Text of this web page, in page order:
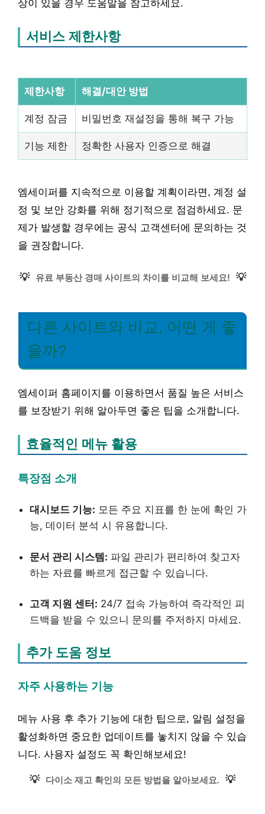
상이 있을 경우 도움말을 참고하세요.
서비스 제한사항
제한사항 해결/대안 방법
계정 잠금 비밀번호 재설정을 통해 복구 가능
기능 제한 정확한 사용자 인증으로 해결
엠세이퍼를 지속적으로 이용할 계획이라면, 계정 설
정 및 보안 강화를 위해 정기적으로 점검하세요. 문
제가 발생할 경우에는 공식 고객센터에 문의하는 것
을 권장합니다.
💡 유료 부동산 경매 사이트의 차이를 비교해 보세요! 💡
다른 사이트와 비교, 어떤 게 좋
을까?
엠세이퍼 홈페이지를 이용하면서 품질 높은 서비스
를 보장받기 위해 알아두면 좋은 팁을 소개합니다.
효율적인 메뉴 활용
특장점 소개
대시보드 기능: 모든 주요 지표를 한 눈에 확인 가
능, 데이터 분석 시 유용합니다.
문서 관리 시스템: 파일 관리가 편리하여 찾고자
하는 자료를 빠르게 접근할 수 있습니다.
고객 지원 센터: 24/7 접속 가능하여 즉각적인 피
드백을 받을 수 있으니 문의를 주저하지 마세요.
추가 도움 정보
자주 사용하는 기능
메뉴 사용 후 추가 기능에 대한 팁으로, 알림 설정을
활성화하면 중요한 업데이트를 놓치지 않을 수 있습
니다. 사용자 설정도 꼭 확인해보세요!
💡 다이소 재고 확인의 모든 방법을 알아보세요. 💡